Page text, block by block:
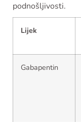
podnošljivosti.
Lijek
Gabapentin